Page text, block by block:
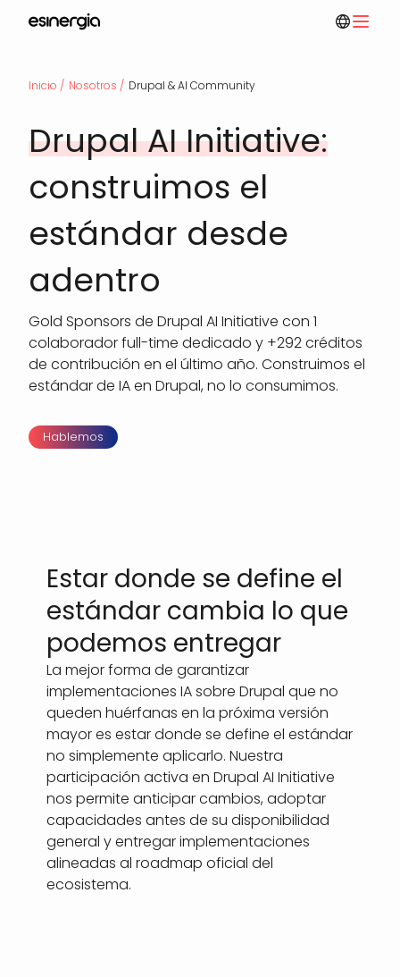
Pasar
principal
Ruta
de
navegación
Inicio Nosotros Drupal & AI Community
Drupal AI Initiative:
construimos el
estándar desde
adentro
Gold Sponsors de Drupal AI Initiative con 1
colaborador full-time dedicado y +292 créditos
de contribución en el último año. Construimos el
estándar de IA en Drupal, no lo consumimos.
Hablemos
Estar donde se define el
estándar cambia lo que
podemos entregar
La mejor forma de garantizar
implementaciones IA sobre Drupal que no
queden huérfanas en la próxima versión
mayor es estar donde se define el estándar
no simplemente aplicarlo. Nuestra
participación activa en Drupal AI Initiative
nos permite anticipar cambios, adoptar
capacidades antes de su disponibilidad
general y entregar implementaciones
alineadas al roadmap oficial del
ecosistema.